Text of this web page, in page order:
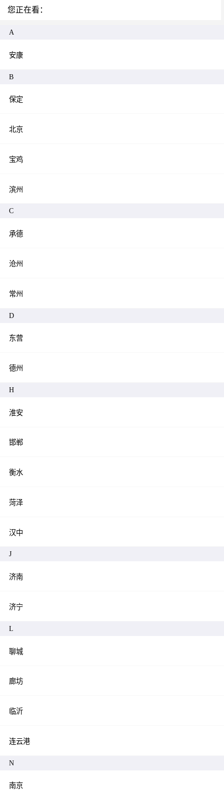
您正在看：
热门城市
A
安康
B
保定
北京
宝鸡
滨州
C
承德
沧州
常州
D
东营
德州
H
淮安
邯郸
衡水
菏泽
汉中
J
济南
济宁
L
聊城
廊坊
临沂
连云港
N
南京